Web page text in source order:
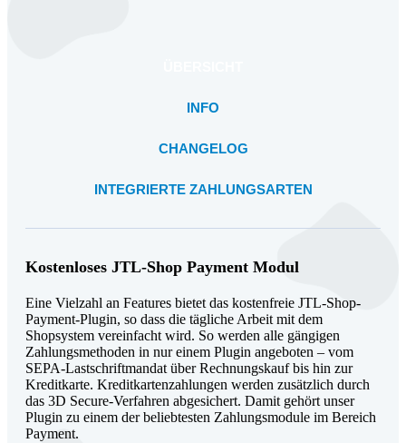
INFO
CHANGELOG
INTEGRIERTE ZAHLUNGSARTEN
Kostenloses JTL-Shop Payment Modul
Eine Vielzahl an Features bietet das kostenfreie JTL-Shop-
Payment-Plugin, so dass die tägliche Arbeit mit dem
Shopsystem vereinfacht wird. So werden alle gängigen
Zahlungsmethoden in nur einem Plugin angeboten – vom
SEPA-Lastschriftmandat über Rechnungskauf bis hin zur
Kreditkarte. Kreditkartenzahlungen werden zusätzlich durch
das 3D Secure-Verfahren abgesichert. Damit gehört unser
Plugin zu einem der beliebtesten Zahlungsmodule im Bereich
Payment.